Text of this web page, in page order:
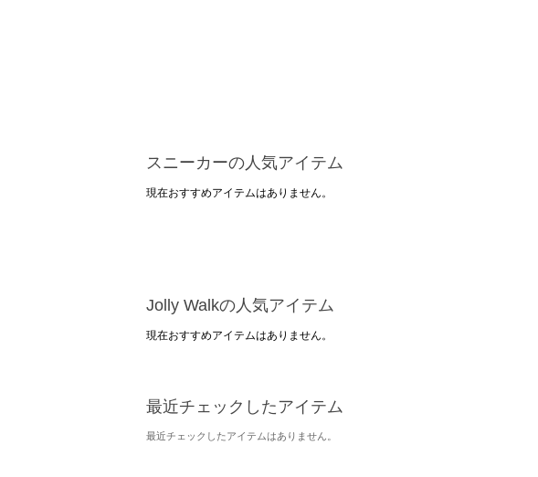
スニーカーの人気アイテム
現在おすすめアイテムはありません。
Jolly Walkの人気アイテム
現在おすすめアイテムはありません。
最近チェックしたアイテム
最近チェックしたアイテムはありません。